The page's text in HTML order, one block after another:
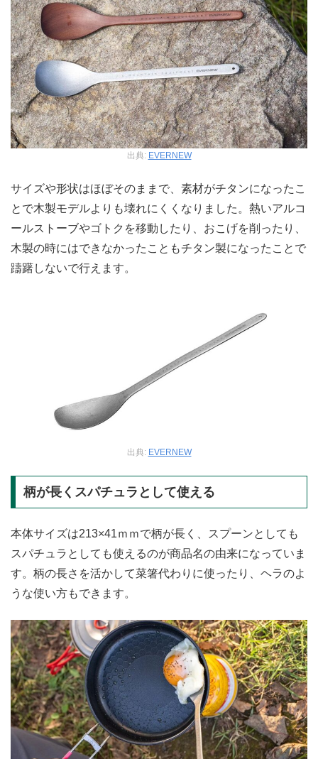
出典: EVERNEW
サイズや形状はほぼそのままで、素材がチタンになったこ
とで木製モデルよりも壊れにくくなりました。熱いアルコ
ールストーブやゴトクを移動したり、おこげを削ったり、
木製の時にはできなかったこともチタン製になったことで
躊躇しないで行えます。
出典: EVERNEW
柄が長くスパチュラとして使える
本体サイズは213×41ｍｍで柄が長く、スプーンとしても
スパチュラとしても使えるのが商品名の由来になっていま
す。柄の長さを活かして菜箸代わりに使ったり、ヘラのよ
うな使い方もできます。